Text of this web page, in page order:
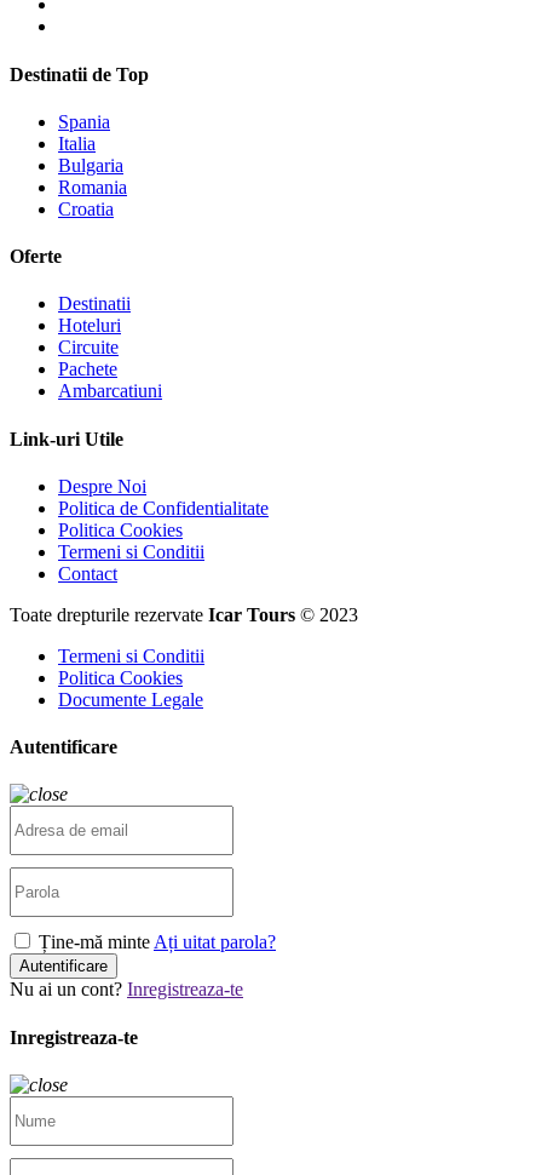
Destinatii de Top
Spania
Italia
Bulgaria
Romania
Croatia
Oferte
Destinatii
Hoteluri
Circuite
Pachete
Ambarcatiuni
Link-uri Utile
Despre Noi
Politica de Confidentialitate
Politica Cookies
Termeni si Conditii
Contact
Toate drepturile rezervate Icar Tours © 2023
Termeni si Conditii
Politica Cookies
Documente Legale
Autentificare
Ține-mă minteAți uitat parola?
Autentificare
Nu ai un cont? Inregistreaza-te
Inregistreaza-te